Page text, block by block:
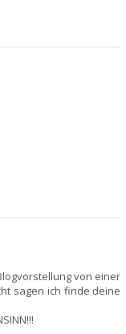
von einer
sagen ich finde deine